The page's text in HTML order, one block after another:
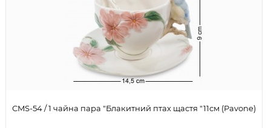
CMS-54 / 1 чайна пара "Блакитний птах щастя "11см (Pavone)